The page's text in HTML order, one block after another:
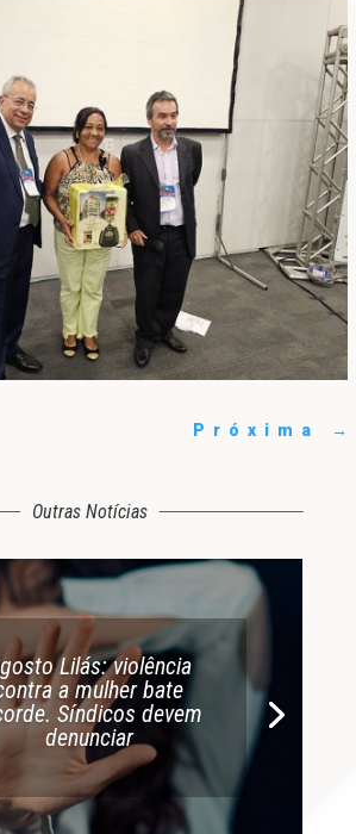
Próxima →
Outras Notícias
Lilás: violência
a mulher bate
Síndicos devem
denunciar